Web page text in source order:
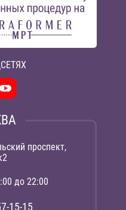
проспект,
до 22:00
15-15